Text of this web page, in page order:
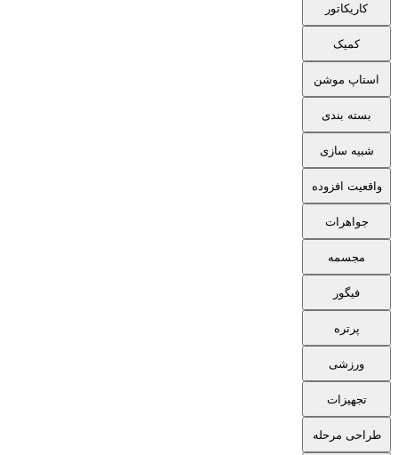
کاریکاتور
کمیک
استاپ موشن
بسته بندی
شبیه سازی
واقعیت افزوده
جواهرات
مجسمه
فیگور
پرتره
ورزشی
تجهیزات
طراحی مرحله